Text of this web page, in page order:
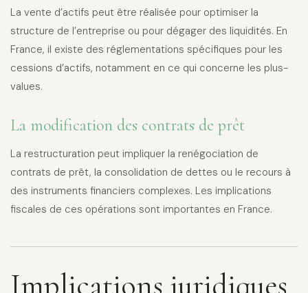
La vente d’actifs peut être réalisée pour optimiser la
structure de l’entreprise ou pour dégager des liquidités. En
France, il existe des réglementations spécifiques pour les
cessions d’actifs, notamment en ce qui concerne les plus-
values.
La modification des contrats de prêt
La restructuration peut impliquer la renégociation de
contrats de prêt, la consolidation de dettes ou le recours à
des instruments financiers complexes. Les implications
fiscales de ces opérations sont importantes en France.
Implications juridiques